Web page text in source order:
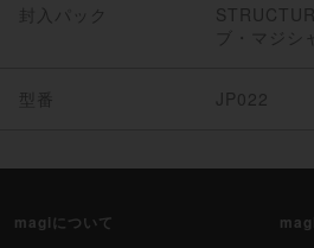
封入パック
ブ・マジシ
型番 JP022
magiについて